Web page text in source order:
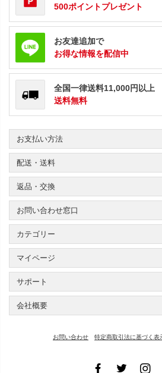
500ポイントプレゼント
お友達追加で
お得な情報を配信中
全国一律送料11,000円以上
送料無料
お支払い方法
配送・送料
返品・交換
お問い合わせ窓口
カテゴリー
マイページ
サポート
会社概要
お問い合わせ 特定商取引法に基づく表